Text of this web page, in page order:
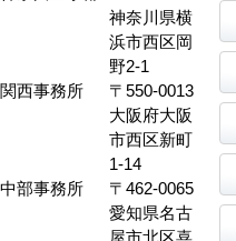
神奈川県横
浜市西区岡
野2-1
関西事務所
〒550-0013
大阪府大阪
市西区新町
1-14
中部事務所
〒462-0065
愛知県名古
屋市北区喜